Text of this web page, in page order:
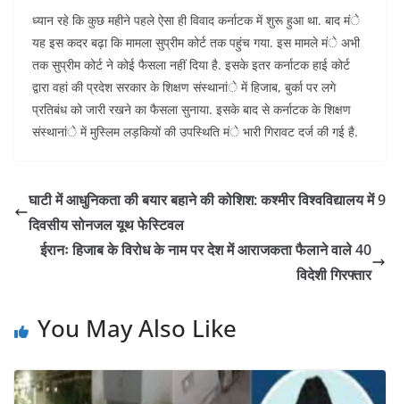
ध्यान रहे कि कुछ महीने पहले ऐसा ही विवाद कर्नाटक में शुरू हुआ था. बाद मंे
यह इस कदर बढ़ा कि मामला सुप्रीम कोर्ट तक पहुंच गया. इस मामले मंे अभी
तक सुप्रीम कोर्ट ने कोई फैसला नहीं दिया है. इसके इतर कर्नाटक हाई कोर्ट
द्वारा वहां की प्रदेश सरकार के शिक्षण संस्थानांे में हिजाब, बुर्का पर लगे
प्रतिबंध को जारी रखने का फैसला सुनाया. इसके बाद से कर्नाटक के शिक्षण
संस्थानांे में मुस्लिम लड़कियों की उपस्थिति मंे भारी गिरावट दर्ज की गई है.
घाटी में आधुनिकता की बयार बहाने की कोशिश: कश्मीर विश्वविद्यालय में 9
दिवसीय सोनजल यूथ फेस्टिवल
ईरानः हिजाब के विरोध के नाम पर देश में आराजकता फैलाने वाले 40
विदेशी गिरफ्तार
You May Also Like